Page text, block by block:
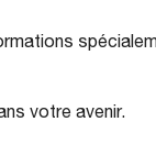
votre avenir.